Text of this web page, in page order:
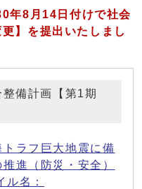
年8月14日付けで社会
】を提出いたしまし
整備計画【第1期
ラフ巨大地震に備
進（防災・安全）
ル名：